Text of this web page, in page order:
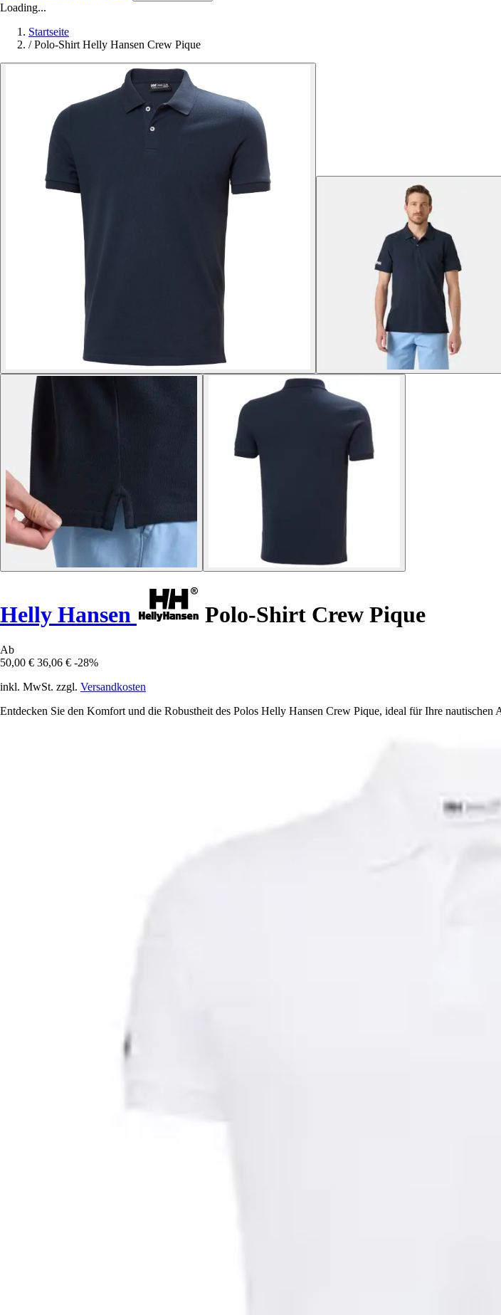
Loading...
Startseite
/ Polo-Shirt Helly Hansen Crew Pique
Helly Hansen Polo-Shirt Crew Pique
Ab
50,00 € 36,06 € -28%
inkl. MwSt. zzgl. Versandkosten
Entdecken Sie den Komfort und die Robustheit des Polos Helly Hansen Crew Pique, ideal für Ihre nautischen